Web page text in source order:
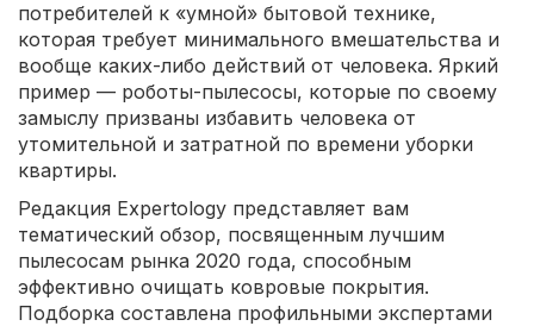
потребителей к «умной» бытовой технике,
которая требует минимального вмешательства и
вообще каких-либо действий от человека. Яркий
пример — роботы-пылесосы, которые по своему
замыслу призваны избавить человека от
утомительной и затратной по времени уборки
квартиры.
Редакция Expertology представляет вам
тематический обзор, посвященным лучшим
пылесосам рынка 2020 года, способным
эффективно очищать ковровые покрытия.
Подборка составлена профильными экспертами